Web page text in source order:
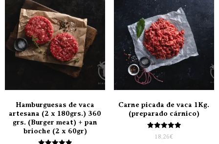
Hamburguesas de vaca
artesana (2 x 180grs.) 360
grs. (Burger meat) + pan
brioche (2 x 60gr)
Carne picada de vaca 1Kg.
(preparado cárnico)
Valorado
con
18,26€